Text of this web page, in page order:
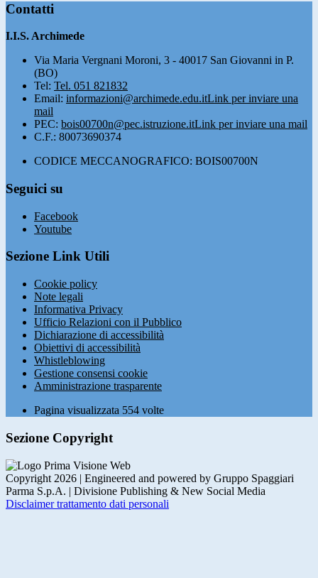
Contatti
I.I.S. Archimede
Via Maria Vergnani Moroni, 3 - 40017 San Giovanni in P.
(BO)
Tel: Tel. 051 821832
Email: informazioni@archimede.edu.itLink per inviare una
mail
PEC: bois00700n@pec.istruzione.itLink per inviare una mail
C.F.: 80073690374
CODICE MECCANOGRAFICO: BOIS00700N
Seguici su
Facebook
Youtube
Sezione Link Utili
Cookie policy
Note legali
Informativa Privacy
Ufficio Relazioni con il Pubblico
Dichiarazione di accessibilità
Obiettivi di accessibilità
Whistleblowing
Gestione consensi cookie
Amministrazione trasparente
Pagina visualizzata 554 volte
Sezione Copyright
Copyright 2026 | Engineered and powered by Gruppo Spaggiari
Parma S.p.A. | Divisione Publishing & New Social Media
Disclaimer trattamento dati personali